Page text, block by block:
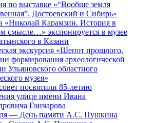
по выставке «“Вообще земля
Достоевский и Сибирь»
«Николай Карамзин. История в
смысле…» экспонируется в музее
в Казани
экскурсия «Шепот прошлого.
формирования археологической
Ульяновского областного
музея»
посвятили 85-летию
улице имени Ивана
Гончарова
— День памяти А.С. Пушкина